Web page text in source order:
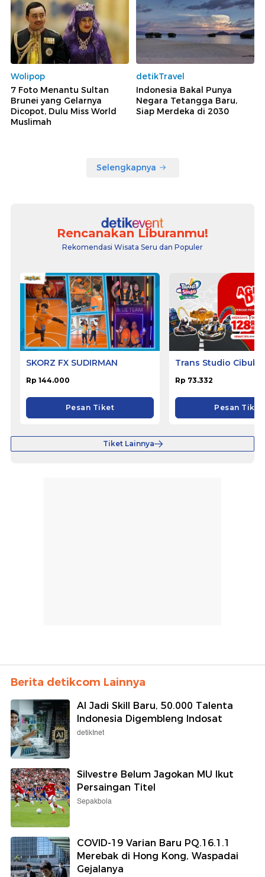
Wolipop
7 Foto Menantu Sultan
Brunei yang Gelarnya
Dicopot, Dulu Miss World
Muslimah
detikTravel
Indonesia Bakal Punya
Negara Tetangga Baru,
Siap Merdeka di 2030
Selengkapnya
Rencanakan Liburanmu!
Rekomendasi Wisata Seru dan Populer
SKORZ FX SUDIRMAN
Rp 144.000
Pesan Tiket
Trans Studio
Rp 73.332
Pesan Tiket
Tiket Lainnya
Berita detikcom Lainnya
AI Jadi Skill Baru, 50.000 Talenta
Indonesia Digembleng Indosat
detikInet
Silvestre Belum Jagokan MU Ikut
Persaingan Titel
Sepakbola
COVID-19 Varian Baru PQ.16.1.1
Merebak di Hong Kong, Waspadai
Gejalanya